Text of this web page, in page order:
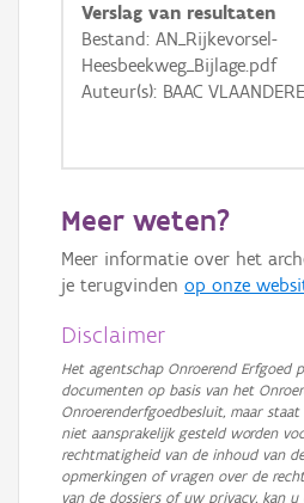
GRB-Basiskaart in
Verslag van resultaten
Bestand: AN_Rijkevorsel-
Heesbeekweg_Bijlage.pdf
Auteur(s): BAAC
Meer weten?
Meer informatie over het
je terugvinden op onze
Disclaimer
Het agentschap Onroerend Erfgoed
documenten op basis van het
Onroerenderfgoedbesluit, maar
niet aansprakelijk gesteld worden
rechtmatigheid van de inhoud van
opmerkingen of vragen over de
van de dossiers of uw privacy, kan